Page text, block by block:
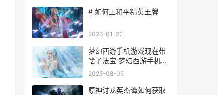
# 如何上和平精英王牌
2026-01-22
梦幻西游手机游戏现在带
啥子法宝 梦幻西游手机游
染色好看吗
2025-08-05
原神讨龙英杰谭如何获取